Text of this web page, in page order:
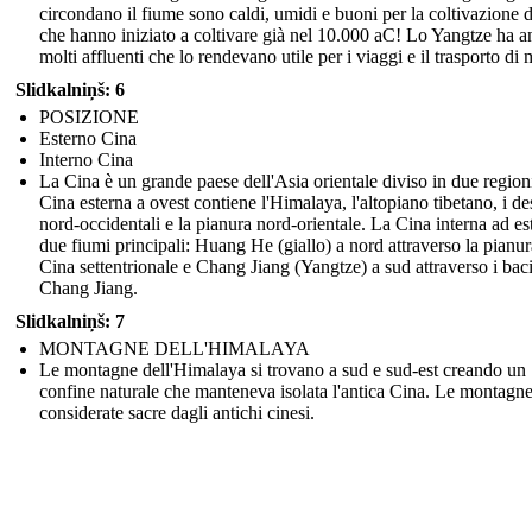
circondano il fiume sono caldi, umidi e buoni per la coltivazione
che hanno iniziato a coltivare già nel 10.000 aC! Lo Yangtze ha
molti affluenti che lo rendevano utile per i viaggi e il trasporto di
Slidkalniņš: 6
POSIZIONE
Esterno Cina
Interno Cina
La Cina è un grande paese dell'Asia orientale diviso in due
Cina esterna a ovest contiene l'Himalaya, l'altopiano tibetano, i
nord-occidentali e la pianura nord-orientale. La Cina interna ad
due fiumi principali: Huang He (giallo) a nord attraverso la
Cina settentrionale e Chang Jiang (Yangtze) a sud attraverso i
Chang Jiang.
Slidkalniņš: 7
MONTAGNE DELL'HIMALAYA
Le montagne dell'Himalaya si trovano a sud e sud-est creando un
confine naturale che manteneva isolata l'antica Cina. Le
considerate sacre dagli antichi cinesi.